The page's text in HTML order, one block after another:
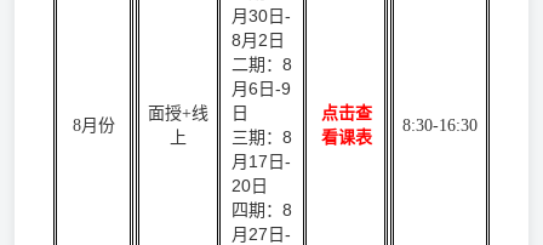
8月份
面授+线
上
月30日-
8月2日
二期：8
月6日-9
日
三期：8
月17日-
20日
四期：8
月27日-
点击查
看课表
8:30-16:30